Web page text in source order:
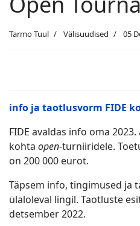
Tarmo Tuul Välisuudised 05
info ja taotlusvorm FIDE
FIDE avaldas info oma
kohta open-turniiridele.
on 200 000 eurot.
Täpsem info, tingimused ja
ülaloleval lingil. Taotluste
detsember 2022.